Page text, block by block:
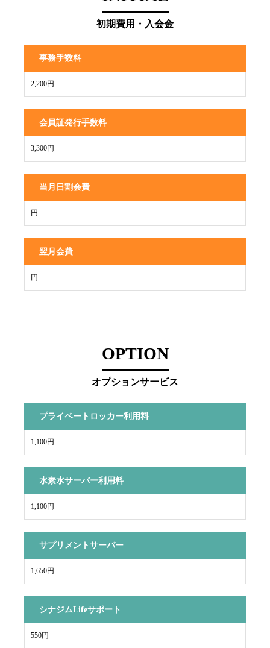
初期費用・入会金
事務手数料
2,200円
会員証発行手数料
3,300円
当月日割会費
円
翌月会費
円
OPTION
オプションサービス
プライベートロッカー利用料
1,100円
水素水サーバー利用料
1,100円
サプリメントサーバー
1,650円
シナジムLifeサポート
550円